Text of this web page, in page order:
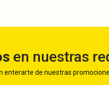
en nuestras
enterarte de nuestras